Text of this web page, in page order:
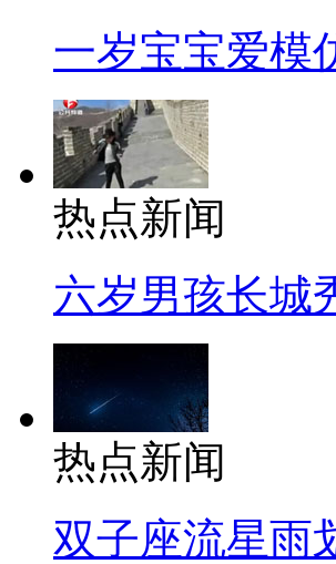
一岁宝宝爱模
热点新闻
六岁男孩长城
热点新闻
双子座流星雨